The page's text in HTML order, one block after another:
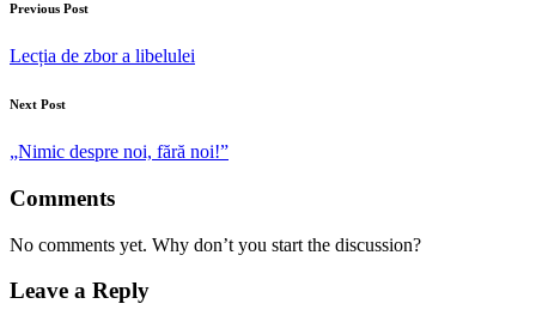
Previous Post
Lecția de zbor a libelulei
Next Post
„Nimic despre noi, fără noi!”
Comments
No comments yet. Why don’t you start the discussion?
Leave a Reply